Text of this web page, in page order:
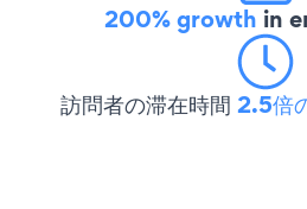
200% growth in
訪問者の滞在時間 2.5倍